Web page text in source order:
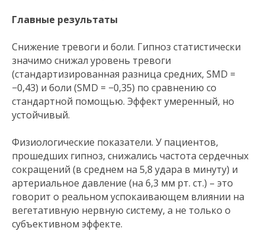
Главные результаты
Снижение тревоги и боли. Гипноз статистически
значимо снижал уровень тревоги
(стандартизированная разница средних, SMD =
−0,43) и боли (SMD = −0,35) по сравнению со
стандартной помощью. Эффект умеренный, но
устойчивый.
Физиологические показатели. У пациентов,
прошедших гипноз, снижались частота сердечных
сокращений (в среднем на 5,8 удара в минуту) и
артериальное давление (на 6,3 мм рт. ст.) – это
говорит о реальном успокаивающем влиянии на
вегетативную нервную систему, а не только о
субъективном эффекте.